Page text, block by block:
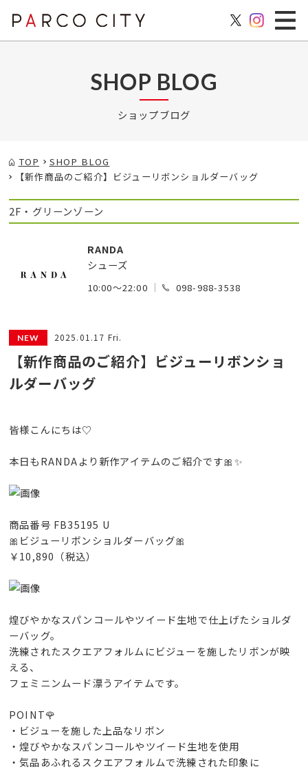
SHOP BLOG
ショップブログ
TOP
SHOP BLOG
【新作商品のご紹介】ビジューリボンショルダーバッグ
2F・グリーンゾーン
RANDA
シューズ
10:00～22:00 098-988-3538
2025.01.17 Fri.
【新作商品のご紹介】ビジューリボンショ
ルダーバッグ
皆様こんにちは♡
本日もRANDAより新作アイテムのご紹介です🎀✨
商品番号 FB35195 U
🎀ビジューリボンショルダーバッグ🎀
￥10,890（税込）
煌びやかなスパンコールやツイード生地で仕上げたショルダ
ーバッグ。
洗練されたスクエアフォルムにビジューを施したリボンが映
える、
フェミニンムード漂うアイテムです。
POINT🌹
・ビジューを施した上品なリボン
・煌びやかなスパンコールやツイード生地を使用
・気品あふれるスクエアフォルムで洗練された印象に